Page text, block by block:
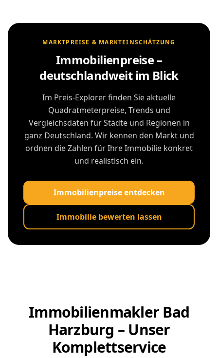
MARKTPREISE & MARKTEINSCHÄTZUNG
Immobilienpreise –
deutschlandweit im Blick
Im Preis-Explorer finden Sie aktuelle
Quadratmeterpreise, Trends und
Vergleichsdaten für Städte und Regionen in
ganz Deutschland. Wir kennen den Markt und
ordnen die Zahlen für Ihre Immobilie konkret
und realistisch ein.
Immobilienpreise entdecken
Immobilie bewerten lassen
Immobilienmakler Bad
Harzburg – Unser
Komplettservice